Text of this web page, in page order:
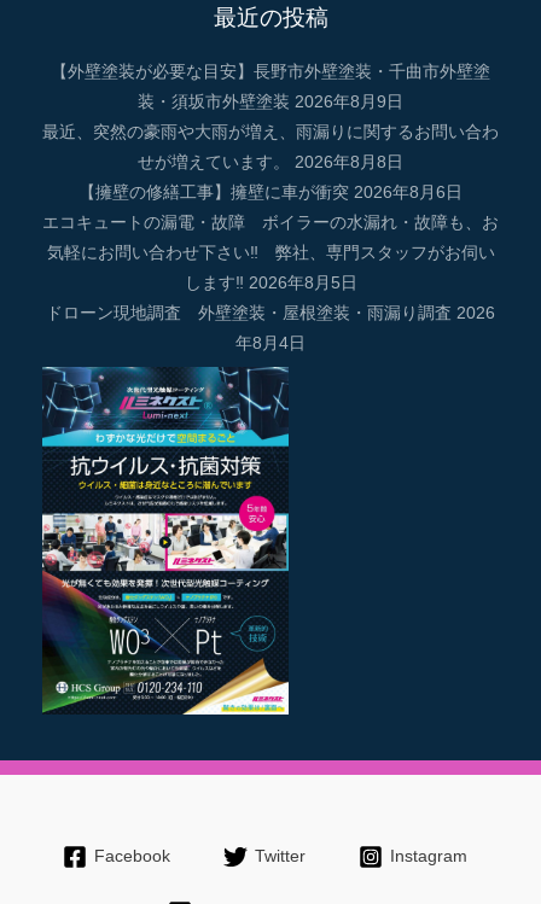
最近の投稿
【外壁塗装が必要な目安】長野市外壁塗装・千曲市外壁塗
装・須坂市外壁塗装 2026年8月9日
最近、突然の豪雨や大雨が増え、雨漏りに関するお問い合わ
せが増えています。
2026年8月8日
【擁壁の修繕工事】擁壁に車が衝突 2026年8月6日
エコキュートの漏電・故障 ボイラーの水漏れ・故障も、お
気軽にお問い合わせ下さい‼ 弊社、専門スタッフがお伺い
します‼ 2026年8月5日
ドローン現地調査 外壁塗装・屋根塗装・雨漏り調査 2026
年8月4日
Facebook Twitter Instagram